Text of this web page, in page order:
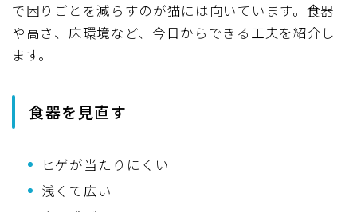
で困りごとを減らすのが猫には向いています。食器
や高さ、床環境など、今日からできる工夫を紹介し
ます。
食器を見直す
ヒゲが当たりにくい
浅くて広い